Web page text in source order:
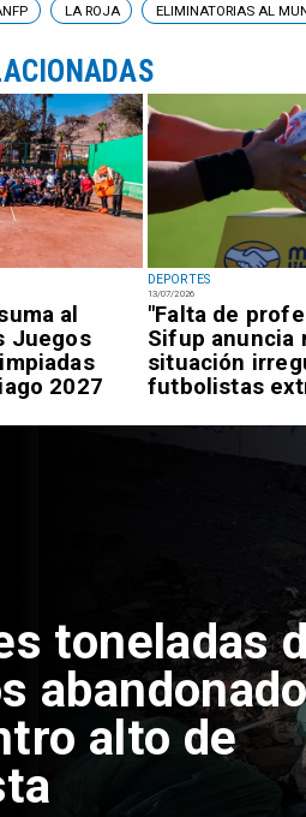
al
Juegos
2027
DEPORTES
13/07/2026
"Falta de
Sifup anuncia
situación
futbolistas
LA ROJA ELIMINATORIAS AL
toneladas
alto de